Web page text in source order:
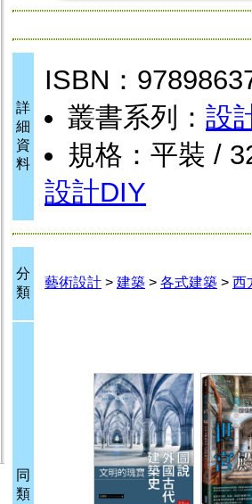
詳
細
資
料
ISBN：
叢書系列： 設
規格：平裝 /
設計DIY
分
類
藝術設計 > 建築 > 各式建築 > 西
同
類